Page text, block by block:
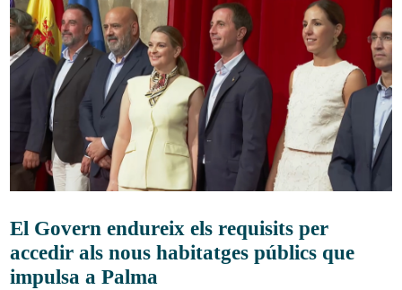
El Govern endureix els requisits per
accedir als nous habitatges públics que
impulsa a Palma